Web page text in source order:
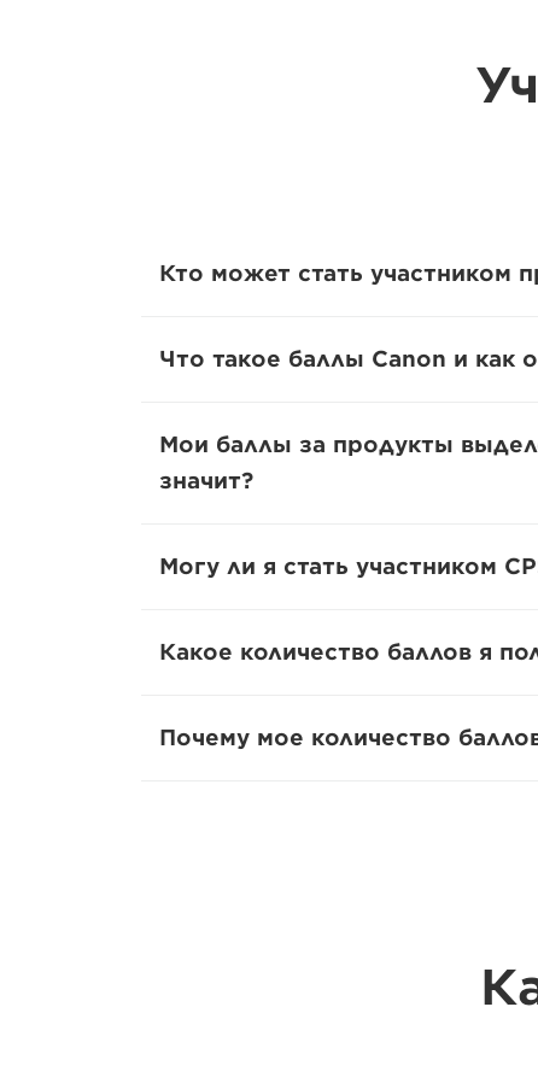
Кто может стать участником
Что такое баллы Canon и как
Мои баллы за продукты
значит?
Могу ли я стать участником
Какое количество баллов я
Почему мое количество